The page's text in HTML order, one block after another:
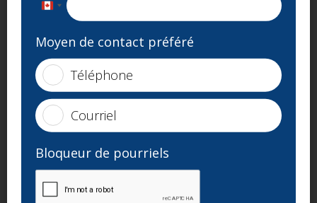
Canada
Moyen de contact préféré
Téléphone
Courriel
Bloqueur de pourriels
08h00 à 19h00
Jeudi:
08h00 à 17h00
Vendredi:
09h00 à 15h00
Samedi:
Fermé
Dimanche:
Fermé
Adresse
235 Chem. de la Beauce Beauharnois